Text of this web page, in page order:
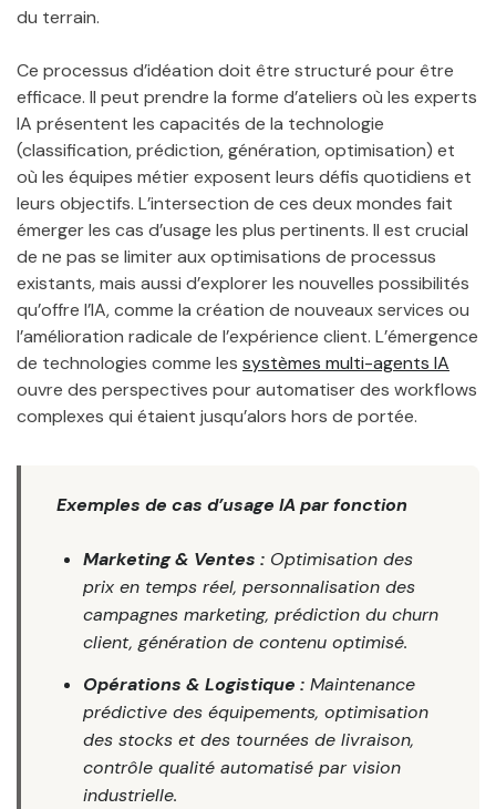
du terrain.
Ce processus d’idéation doit être structuré pour être
efficace. Il peut prendre la forme d’ateliers où les experts
IA présentent les capacités de la technologie
(classification, prédiction, génération, optimisation) et
où les équipes métier exposent leurs défis quotidiens et
leurs objectifs. L’intersection de ces deux mondes fait
émerger les cas d’usage les plus pertinents. Il est crucial
de ne pas se limiter aux optimisations de processus
existants, mais aussi d’explorer les nouvelles possibilités
qu’offre l’IA, comme la création de nouveaux services ou
l’amélioration radicale de l’expérience client. L’émergence
de technologies comme les systèmes multi-agents IA
ouvre des perspectives pour automatiser des workflows
complexes qui étaient jusqu’alors hors de portée.
Exemples de cas d’usage IA par fonction
Marketing & Ventes : Optimisation des
prix en temps réel, personnalisation des
campagnes marketing, prédiction du churn
client, génération de contenu optimisé.
Opérations & Logistique : Maintenance
prédictive des équipements, optimisation
des stocks et des tournées de livraison,
contrôle qualité automatisé par vision
industrielle.